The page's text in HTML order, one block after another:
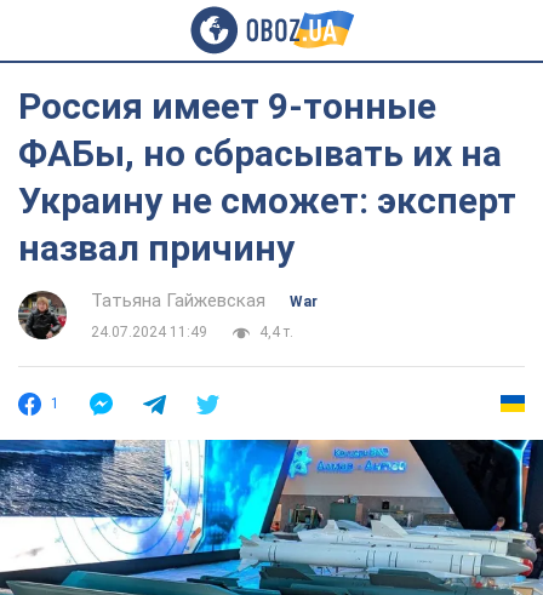
Россия имеет 9-тонные
ФАБы, но сбрасывать их на
Украину не сможет: эксперт
назвал причину
Татьяна Гайжевская
War
24.07.2024 11:49
4,4 т.
1